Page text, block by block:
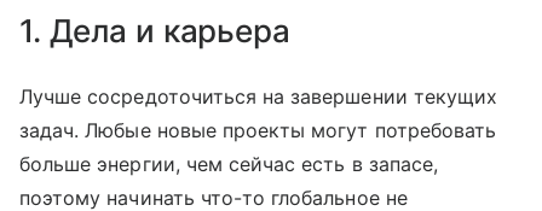
1. Дела и карьера
Лучше сосредоточиться на завершении текущих
задач. Любые новые проекты могут потребовать
больше энергии, чем сейчас есть в запасе,
поэтому начинать что-то глобальное не